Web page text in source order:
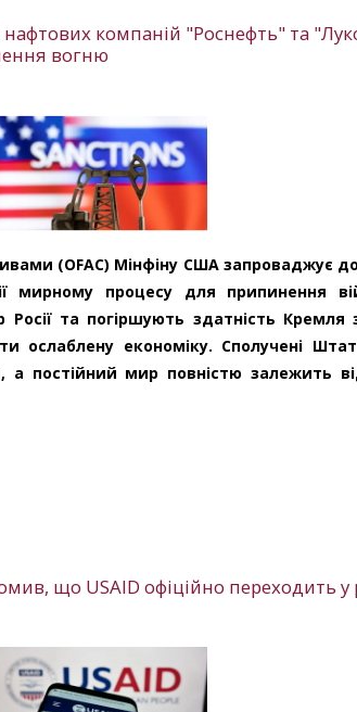
компаній "Роснефть" та
вогню
(OFAC) Мінфіну США запроваджує
мирному процесу для припинення
та погіршують здатність
ослаблену економіку. Сполучені
постійний мир повністю залежить
що USAID офіційно переходить у